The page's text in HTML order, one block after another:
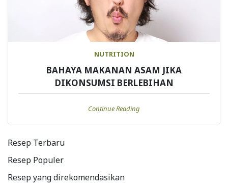
NUTRITION
BAHAYA MAKANAN ASAM JIKA
DIKONSUMSI BERLEBIHAN
Continue Reading
Resep Terbaru
Resep Populer
Resep yang direkomendasikan